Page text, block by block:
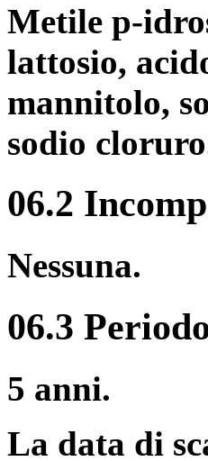
Metile p-
lattosio,
mannitolo,
sodio
06.2
Nessuna.
06.3
5 anni.
La data di